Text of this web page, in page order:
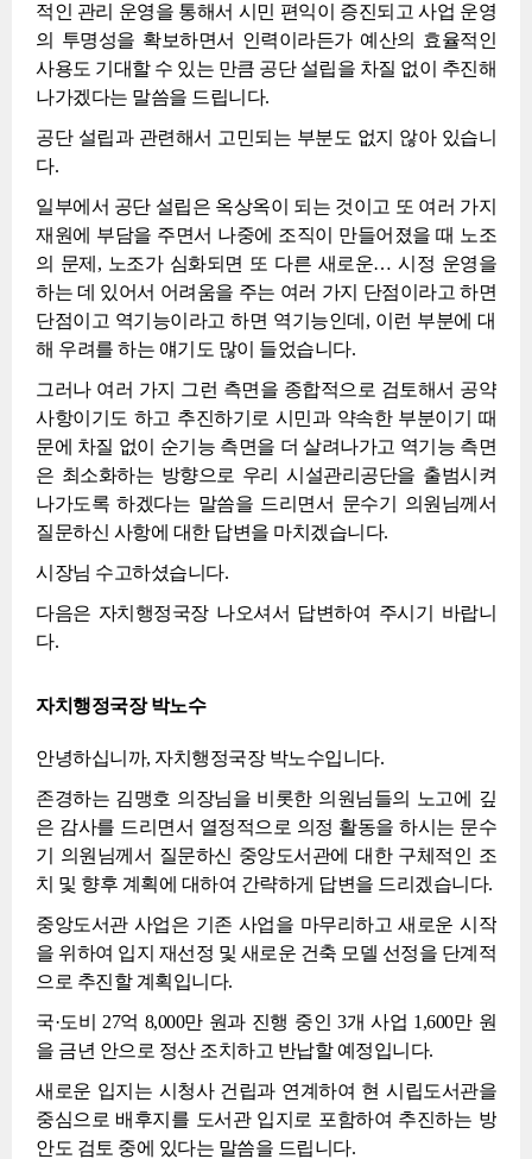
적인 관리 운영을 통해서 시민 편익이 증진되고 사업 운영
의 투명성을 확보하면서 인력이라든가 예산의 효율적인
사용도 기대할 수 있는 만큼 공단 설립을 차질 없이 추진해
나가겠다는 말씀을 드립니다.
공단 설립과 관련해서 고민되는 부분도 없지 않아 있습니
다.
일부에서 공단 설립은 옥상옥이 되는 것이고 또 여러 가지
재원에 부담을 주면서 나중에 조직이 만들어졌을 때 노조
의 문제, 노조가 심화되면 또 다른 새로운… 시정 운영을
하는 데 있어서 어려움을 주는 여러 가지 단점이라고 하면
단점이고 역기능이라고 하면 역기능인데, 이런 부분에 대
해 우려를 하는 얘기도 많이 들었습니다.
그러나 여러 가지 그런 측면을 종합적으로 검토해서 공약
사항이기도 하고 추진하기로 시민과 약속한 부분이기 때
문에 차질 없이 순기능 측면을 더 살려나가고 역기능 측면
은 최소화하는 방향으로 우리 시설관리공단을 출범시켜
나가도록 하겠다는 말씀을 드리면서 문수기 의원님께서
질문하신 사항에 대한 답변을 마치겠습니다.
시장님 수고하셨습니다.
다음은 자치행정국장 나오셔서 답변하여 주시기 바랍니
다.
자치행정국장 박노수
안녕하십니까, 자치행정국장 박노수입니다.
존경하는 김맹호 의장님을 비롯한 의원님들의 노고에 깊
은 감사를 드리면서 열정적으로 의정 활동을 하시는 문수
기 의원님께서 질문하신 중앙도서관에 대한 구체적인 조
치 및 향후 계획에 대하여 간략하게 답변을 드리겠습니다.
중앙도서관 사업은 기존 사업을 마무리하고 새로운 시작
을 위하여 입지 재선정 및 새로운 건축 모델 선정을 단계적
으로 추진할 계획입니다.
국·도비 27억 8,000만 원과 진행 중인 3개 사업 1,600만 원
을 금년 안으로 정산 조치하고 반납할 예정입니다.
새로운 입지는 시청사 건립과 연계하여 현 시립도서관을
중심으로 배후지를 도서관 입지로 포함하여 추진하는 방
안도 검토 중에 있다는 말씀을 드립니다.